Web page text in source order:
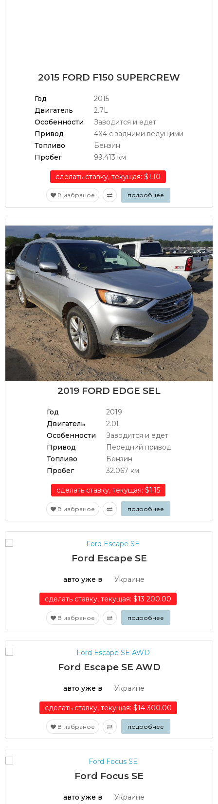
2015 FORD F150 SUPERCREW
Год
2015
Двигатель
2.7L
Особенности
Заводится и едет
Привод
4Х4 с задними ведущими
Топливо
Бензин
Пробег
99.413 км
сделать ставку, текущая: $1.10
В избраное подробнее
2019 FORD EDGE SEL
Год
2019
Двигатель
2.0L
Особенности
Заводится и едет
Привод
Передний привод
Топливо
Бензин
Пробег
32.067 км
сделать ставку, текущая: $1.15
В избраное подробнее
Ford Escape SE
авто уже в Украине
сделать ставку, текущая: $13 200.00
В избраное подробнее
Ford Escape SE AWD
авто уже в Украине
сделать ставку, текущая: $14 300.00
В избраное подробнее
Ford Focus SE
авто уже в Украине